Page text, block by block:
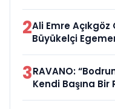
2Ali Emre
Büyükelçi
3RAVANO:
Kendi Başına Bir